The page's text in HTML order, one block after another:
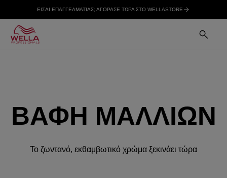
ΕΙΣΑΙ ΕΠΑΓΓΕΛΜΑΤΙΑΣ; ΑΓΟΡΑΣΕ ΤΩΡΑ ΣΤΟ WELLASTORE
ΒΑΦΗ ΜΑΛΛΙΩΝ
Το ζωντανό, εκθαμβωτικό χρώμα ξεκινάει τώρα